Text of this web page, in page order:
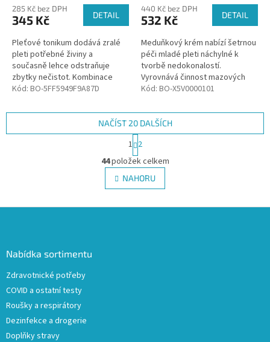
285 Kč bez DPH
345 Kč DETAIL
Pleťové tonikum dodává zralé
pleti potřebné živiny a
současně lehce odstraňuje
zbytky nečistot. Kombinace
rostlinných látek zralou
zjemňuje.
Kód: BO-5FF5949F9A87D
440 Kč bez DPH
532 Kč DETAIL
Meduňkový krém nabízí šetrnou
péči mladé pleti náchylné k
tvorbě nedokonalostí.
Vyrovnává činnost mazových
žláz, působí antibakteriálně a
Kód: BO-X5V0000101
O
v
l
á
NAČÍST 20 DALŠÍCH
S
t
r
á
n
k
v
1 2
44položek celkem
NAHORU
Nabídka sortimentu
Zdravotnické potřeby
COVID a ostatní testy
Roušky a respirátory
Dezinfekce a drogerie
Doplňky stravy